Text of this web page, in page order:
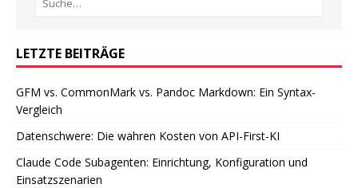
LETZTE BEITRÄGE
GFM vs. CommonMark vs. Pandoc Markdown: Ein Syntax-
Vergleich
Datenschwere: Die wahren Kosten von API-First-KI
Claude Code Subagenten: Einrichtung, Konfiguration und
Einsatzszenarien